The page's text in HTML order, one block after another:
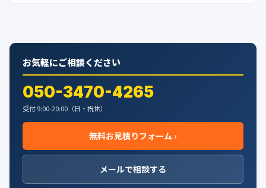
お気軽にご相談ください
050-3470-4265
受付 9:00-20:00（日・祝休）
無料お見積りフォーム ›
メールで相談する